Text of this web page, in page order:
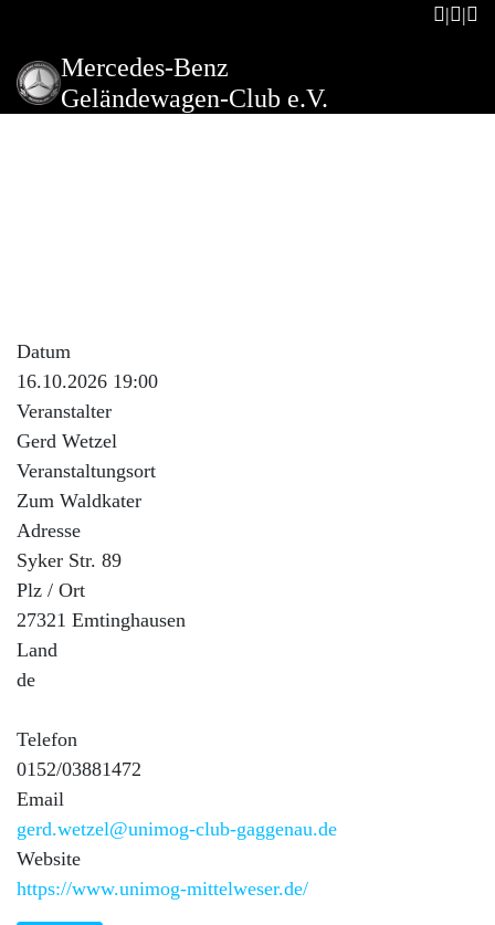
Mercedes-Benz
Geländewagen-Club e.V.
Datum
16.10.2026 19:00
Veranstalter
Gerd Wetzel
Veranstaltungsort
Zum Waldkater
Adresse
Syker Str. 89
Plz / Ort
27321 Emtinghausen
Land
de
Telefon
0152/03881472
Email
gerd.wetzel@unimog-club-gaggenau.de
Website
https://www.unimog-mittelweser.de/